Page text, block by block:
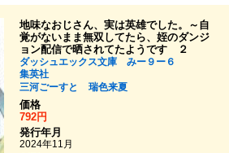
地味なおじさん、実は英雄でした。～自
覚がないまま無双してたら、姪のダンジ
ョン配信で晒されてたようです ２
ダッシュエックス文庫 みー９ー６
集英社
三河ごーすと
瑞色来夏
価格
792円
発行年月
2024年11月